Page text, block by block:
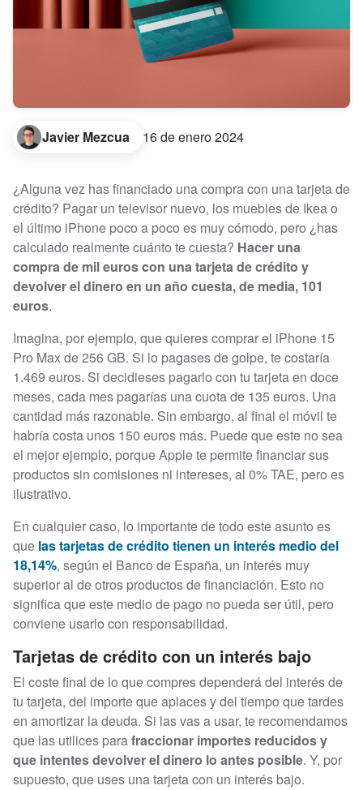
Javier Mezcua 16 de enero 2024
¿Alguna vez has financiado una compra con una tarjeta de
crédito? Pagar un televisor nuevo, los muebles de Ikea o
el último iPhone poco a poco es muy cómodo, pero ¿has
calculado realmente cuánto te cuesta? Hacer una
compra de mil euros con una tarjeta de crédito y
devolver el dinero en un año cuesta, de media, 101
euros.
Imagina, por ejemplo, que quieres comprar el iPhone 15
Pro Max de 256 GB. Si lo pagases de golpe, te costaría
1.469 euros. Si decidieses pagarlo con tu tarjeta en doce
meses, cada mes pagarías una cuota de 135 euros. Una
cantidad más razonable. Sin embargo, al final el móvil te
habría costa unos 150 euros más. Puede que este no sea
el mejor ejemplo, porque Apple te permite financiar sus
productos sin comisiones ni intereses, al 0% TAE, pero es
ilustrativo.
En cualquier caso, lo importante de todo este asunto es
que las tarjetas de crédito tienen un interés medio del
18,14%, según el Banco de España, un interés muy
superior al de otros productos de financiación. Esto no
significa que este medio de pago no pueda ser útil, pero
conviene usarlo con responsabilidad.
Tarjetas de crédito con un interés bajo
El coste final de lo que compres dependerá del interés de
tu tarjeta, del importe que aplaces y del tiempo que tardes
en amortizar la deuda. Si las vas a usar, te recomendamos
que las utilices parafraccionar importes reducidos y
que intentes devolver el dinero lo antes posible. Y, por
supuesto, que uses una tarjeta con un interés bajo.